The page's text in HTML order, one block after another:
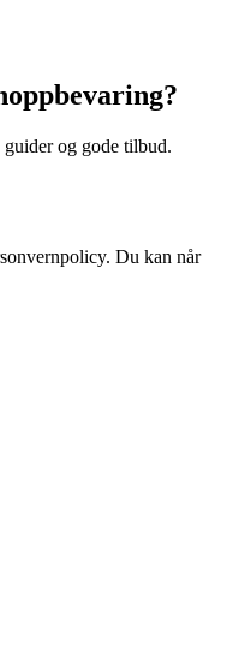
og gode tilbud.
Du kan når